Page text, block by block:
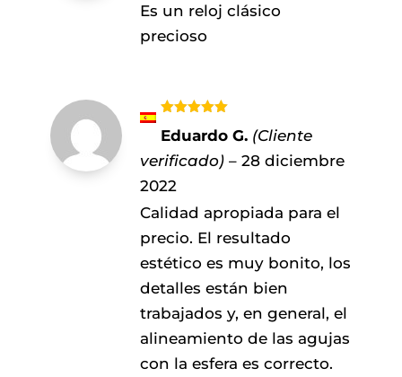
Es un reloj clásico
precioso
con5de 5
Eduardo G. (Cliente
verificado) – 28 diciembre
2022
Calidad apropiada para el
precio. El resultado
estético es muy bonito, los
detalles están bien
trabajados y, en general, el
alineamiento de las agujas
con la esfera es correcto.